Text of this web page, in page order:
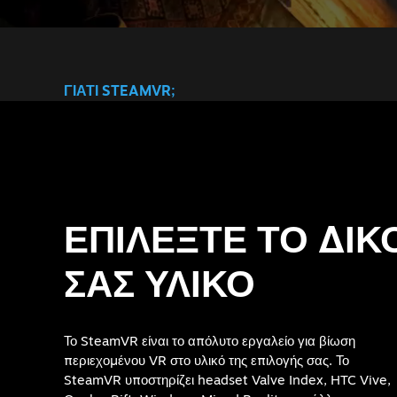
ΓΙΑΤΙ STEAMVR;
ΕΠΙΛΕΞΤΕ ΤΟ
ΣΑΣ ΥΛΙΚΟ
Το SteamVR είναι το απόλυτο εργαλείο για βίωση
περιεχομένου VR στο υλικό της επιλογής σας. Το
SteamVR υποστηρίζει headset Valve Index, HTC Vive,